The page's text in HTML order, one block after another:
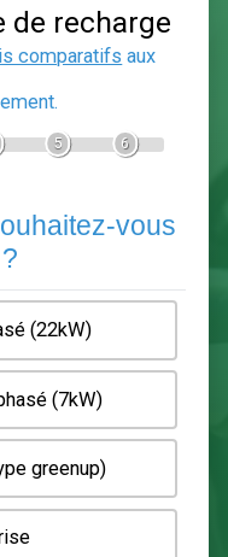
de
3 devis comparatifs
6
souhaitez-
?
triphasé (22kW)